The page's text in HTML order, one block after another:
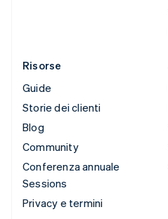
Risorse
Guide
Storie dei clienti
Blog
Community
Conferenza annuale
Sessions
Privacy e termini